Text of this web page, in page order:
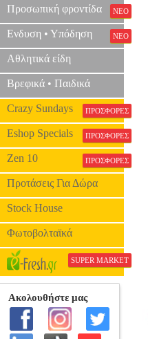
Προσωπική φροντίδα ΝΕΟ
Ενδυση • Υπόδηση ΝΕΟ
Αθλητικά είδη
Βρεφικά • Παιδικά
Crazy Sundays ΠΡΟΣΦΟΡΕΣ
Eshop Specials ΠΡΟΣΦΟΡΕΣ
Zen 10 ΠΡΟΣΦΟΡΕΣ
Προτάσεις Για Δώρα
Stock House
Φωτοβολταϊκά
SUPER MARKET